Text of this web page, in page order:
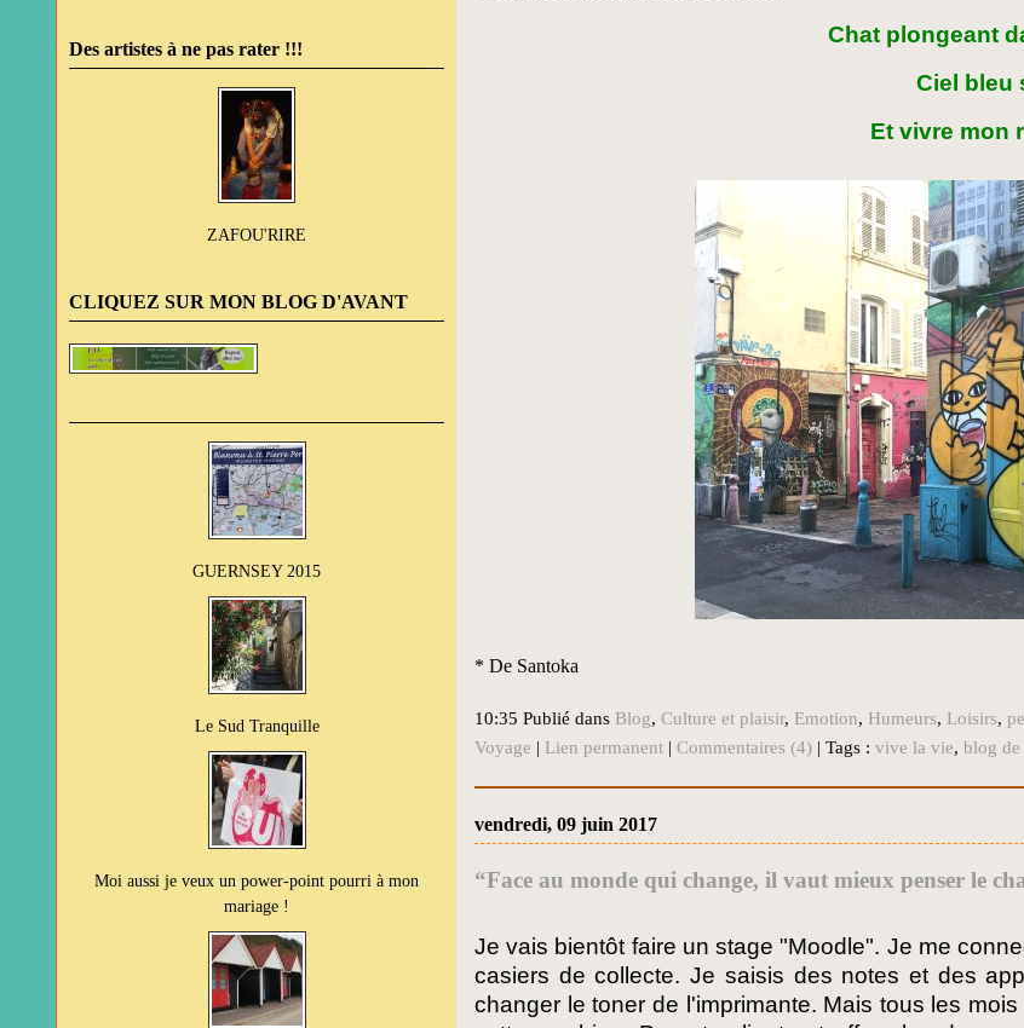
Des artistes à ne pas rater !!!
ZAFOU'RIRE
CLIQUEZ SUR MON BLOG D'AVANT
GUERNSEY 2015
Le Sud Tranquille
Moi aussi je veux un power-point pourri à mon
mariage !
Chat plongeant
Ciel bleu
Et vivre mon
* De Santoka
10:35 Publié dans Blog, Culture et plaisir, Emotion, Humeurs, Loisirs,
Voyage | Lien permanent | Commentaires (4) | Tags : vive la vie, blog de
vendredi, 09 juin 2017
“Face au monde qui change, il vaut mieux penser le
Je vais bientôt faire un stage "Moodle". Je me
casiers de collecte. Je saisis des notes et des
changer le toner de l'imprimante. Mais tous les